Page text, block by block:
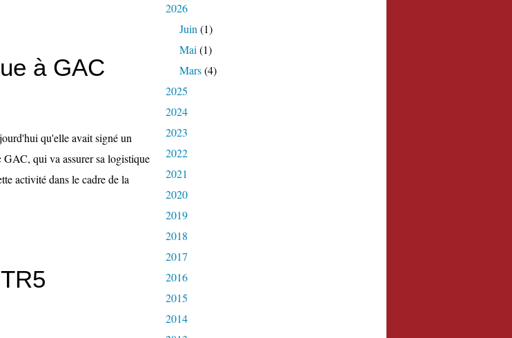
à GAC
qu'elle avait signé un
GAC, qui va assurer sa logistique
activité dans le cadre de la
2026
Juin (1)
Mai (1)
Mars(4)
2025
2024
2023
2022
2021
2020
2019
2018
2017
2016
2015
2014